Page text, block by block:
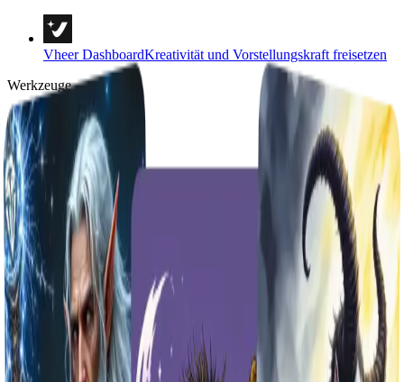
Vheer DashboardKreativität und Vorstellungskraft freisetzen
Werkzeuge
Text zu Bild
Text zu Video
Bild zu Bild
Mehrere Bilder zu einem Bild
Bild zu Video
Bild zur Aufforderung
Bild zu Text
Hintergrund-Entferner
Porträt & Stile
Bildvorlagen